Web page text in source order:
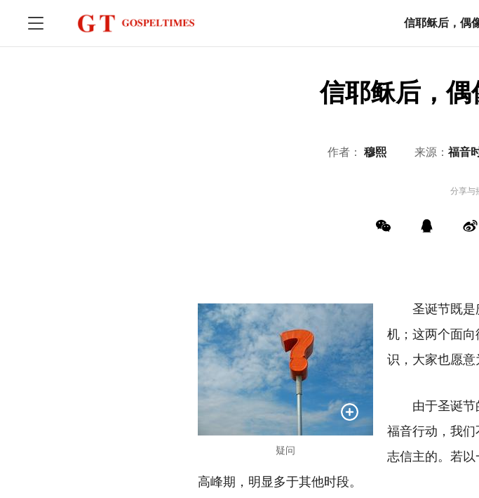
信耶稣后，偶
信耶稣后，偶
作者： 穆熙 来源： 福音
分享与
疑问
圣诞节既
机；这两个面
识，大家也愿意
由于圣诞
福音行动，我
志信主的。若
高峰期，明显多于其他时段。